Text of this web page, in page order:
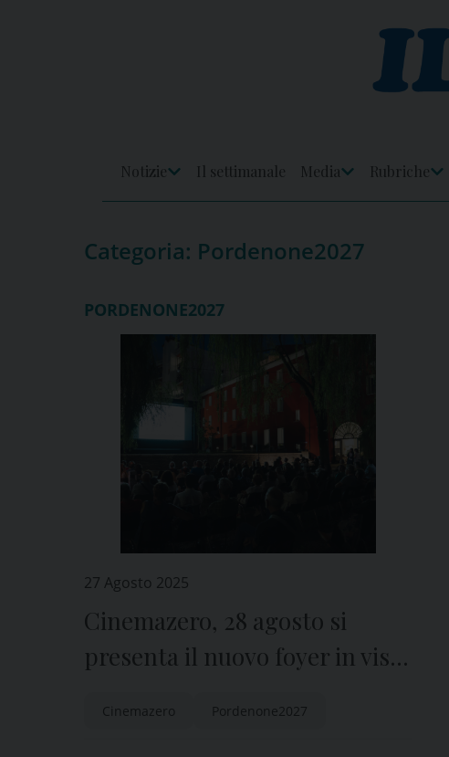
Notizie
Il settimanale
Media
Rubriche
Categoria: Pordenone2027
PORDENONE2027
27 Agosto 2025
Cinemazero, 28 agosto si
presenta il nuovo foyer in vista
Cinemazero Pordenone2027